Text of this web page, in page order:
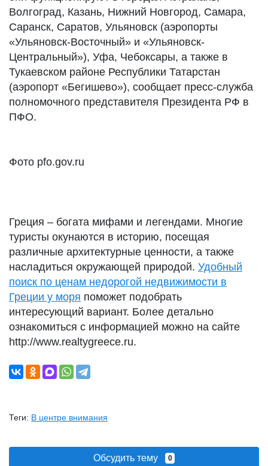
Волгоград, Казань, Нижний Новгород, Самара,
Саранск, Саратов, Ульяновск (аэропорты
«Ульяновск-Восточный» и «Ульяновск-
Центральный»), Уфа, Чебоксары, а также в
Тукаевском районе Республики Татарстан
(аэропорт «Бегишево»), сообщает пресс-служба
полномочного представителя Президента РФ в
ПФО.
Фото pfo.gov.ru
Греция – богата мифами и легендами. Многие
туристы окунаются в историю, посещая
различные архитектурные ценности, а также
насладиться окружающей природой. Удобный
поиск по ценам недорогой недвижимости в
Греции у моря поможет подобрать
интересующий вариант. Более детально
ознакомиться с информацией можно на сайте
http://www.realtygreece.ru.
Теги: В центре внимания
Обсудить тему 0